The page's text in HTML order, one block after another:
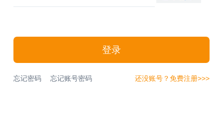
登录
忘记密码 忘记账号密码 还没账号？免费注册>>>